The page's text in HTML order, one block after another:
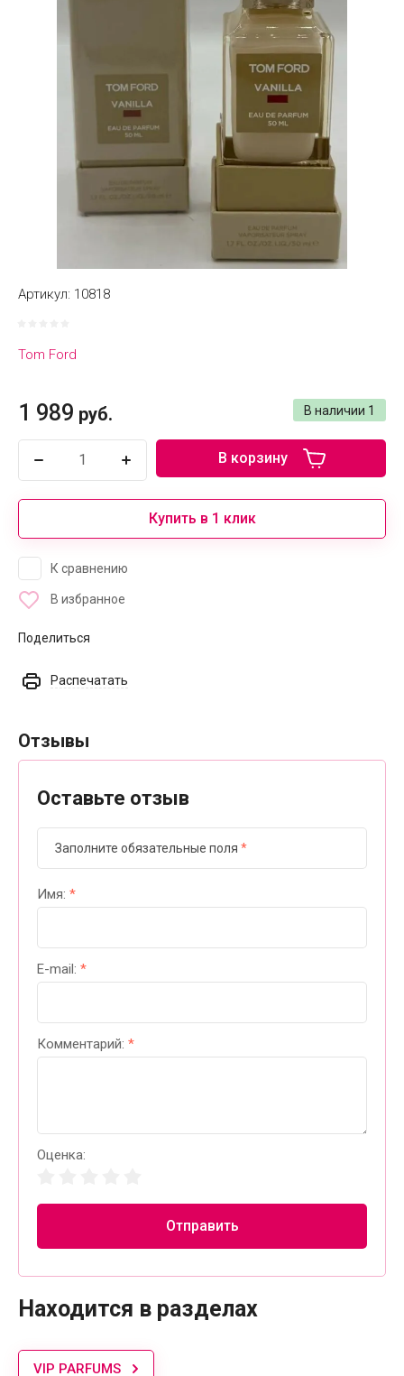
Артикул: 10818
Tom Ford
В наличии 1
1 989 руб.
В корзину
Купить в 1 клик
К сравнению
В избранное
Поделиться
Распечатать
Отзывы
Оставьте отзыв
Заполните обязательные поля *
Имя: *
E-mail: *
Комментарий: *
Оценка:
Отправить
Находится в разделах
VIP PARFUMS